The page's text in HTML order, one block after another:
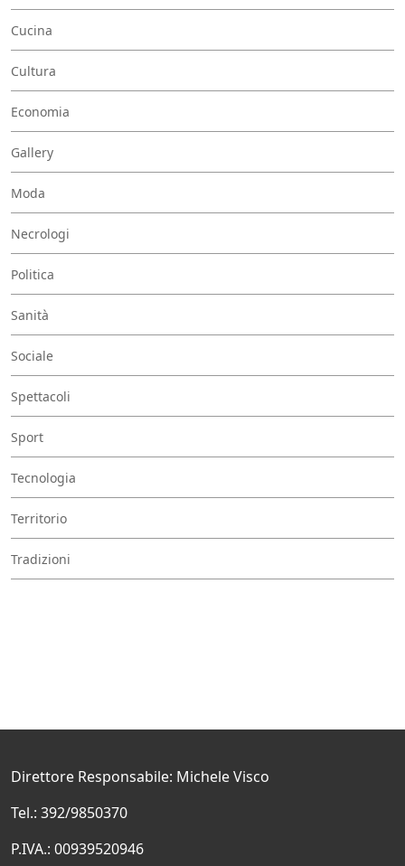
Cucina
Cultura
Economia
Gallery
Moda
Necrologi
Politica
Sanità
Sociale
Spettacoli
Sport
Tecnologia
Territorio
Tradizioni
Direttore Responsabile: Michele Visco
Tel.: 392/9850370
P.IVA.: 00939520946